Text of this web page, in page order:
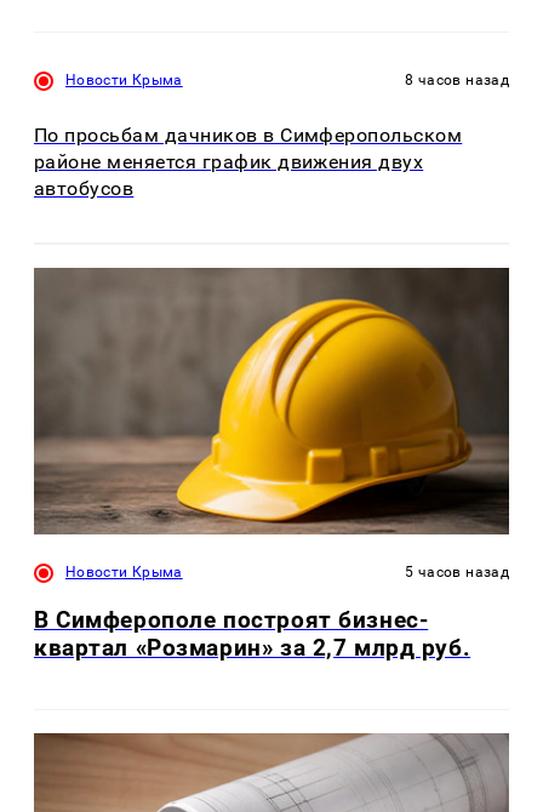
Новости Крыма 8 часов назад
По просьбам дачников в Симферопольском
районе меняется график движения двух
автобусов
Новости Крыма 5 часов назад
В Симферополе построят бизнес-
квартал «Розмарин» за 2,7 млрд руб.